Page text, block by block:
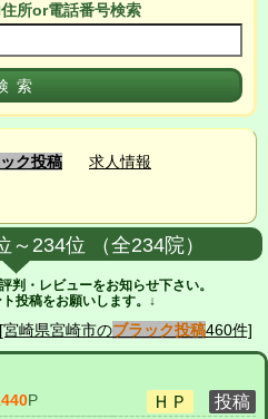
住所or電話番号検索
ク投稿
求人情報
234位 （全234院）
判・レビューをお知らせ下さい。
投稿をお願いします。↓
[宮崎県宮崎市のブラック投稿460件]
P